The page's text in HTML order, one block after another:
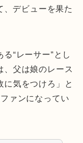
、デビューを果た
“レーサー”とし
、父は娘のレース
に気をつけろ」と
ァンになってい